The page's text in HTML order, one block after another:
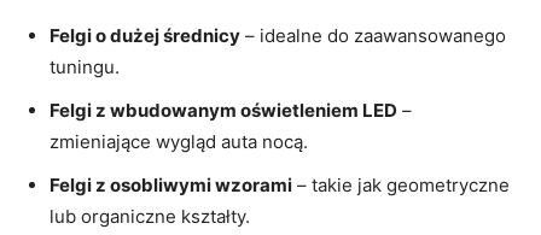
Felgi o dużej średnicy – idealne do zaawansowanego
tuningu.
Felgi z wbudowanym oświetleniem LED –
zmieniające wygląd auta nocą.
Felgi z osobliwymi wzorami – takie jak geometryczne
lub organiczne kształty.